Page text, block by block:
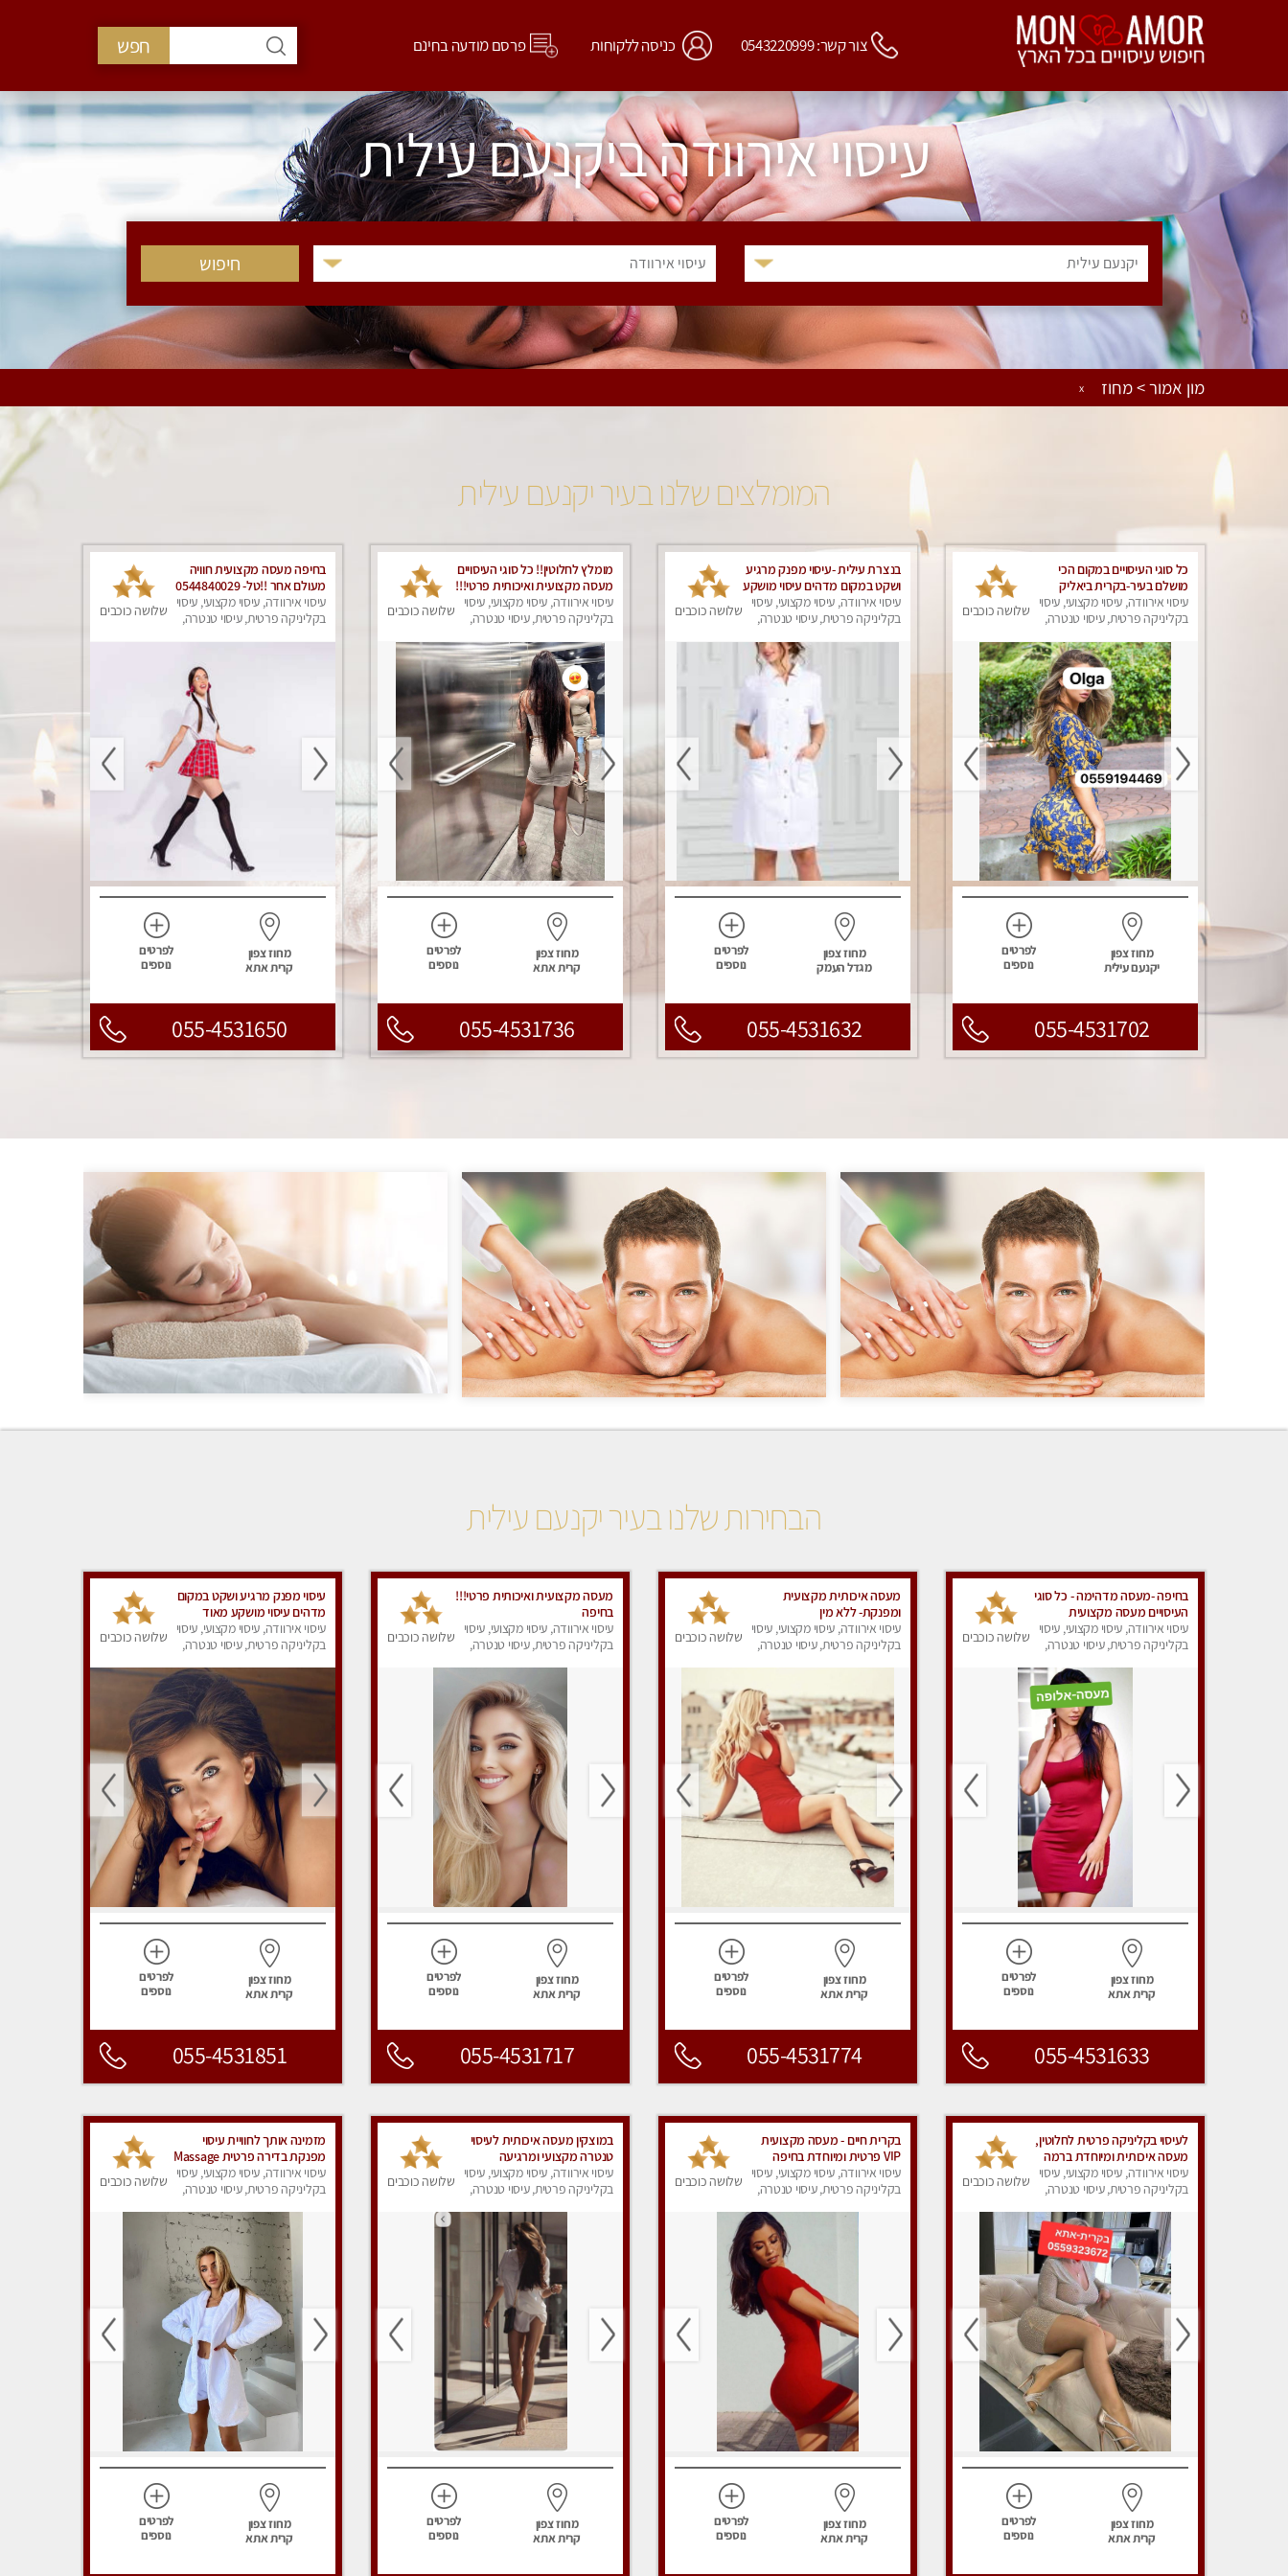
צור קשר: 0543220999 כניסה ללקוחות פרסם מודעה בחינם חפש
עיסוי אירוודה ביקנעם עילית
יקנעם עילית עיסוי אירוודה
מון אמור > מחוז x
המומלצים שלנו בעיר יקנעם עילית
כל סוגי העיסויים במקום הכי
מושלם בעיר-בקרית ביאליק
עיסוי אירוודה, עיסוי מקצועי, עיסוי
בקליניקה פרטית, עיסוי טנטרה,
שלושה כוכבים
מחוז צפון
יקנעם עילית
לפרטים
נוספים
055-4531702
בנצרת עילית -עיסוי מפנק מרגיע
ושקט במקום מדהים עיסוי מושקע
מאוד
עיסוי אירוודה, עיסוי מקצועי, עיסוי
בקליניקה פרטית, עיסוי טנטרה,
שלושה כוכבים
מחוז צפון
מגדל העמק
לפרטים
נוספים
055-4531632
מומלץ לחלוטין!! כל סוגי העיסויים
מעסה מקצועית ואיכותית פרטי!!!
עיסוי אירוודה, עיסוי מקצועי, עיסוי
בקליניקה פרטית, עיסוי טנטרה,
שלושה כוכבים
מחוז צפון
קרית אתא
לפרטים
נוספים
055-4531736
בחיפה מעסה מקצועית חוויה
מעולם אחר !!טל- 0544840029
עיסוי אירוודה, עיסוי מקצועי, עיסוי
בקליניקה פרטית, עיסוי טנטרה,
שלושה כוכבים
מחוז צפון
קרית אתא
לפרטים
נוספים
055-4531650
הבחירות שלנו בעיר יקנעם עילית
בחיפה -מעסה מדהימה - כל סוגי
העיסויים מעסה מקצועית
ואיכותית פרטי!!! מוזמן לחוויה
בלתי נשכחת!!
עיסוי אירוודה, עיסוי מקצועי, עיסוי
בקליניקה פרטית, עיסוי טנטרה,
שלושה כוכבים
מחוז צפון
קרית אתא
לפרטים
נוספים
055-4531633
מעסה איכותית מקצועית
ומפנקת- ללא מין
עיסוי אירוודה, עיסוי מקצועי, עיסוי
בקליניקה פרטית, עיסוי טנטרה,
שלושה כוכבים
מחוז צפון
קרית אתא
לפרטים
נוספים
055-4531774
מעסה מקצועית ואיכותית פרטי!!!
בחיפה
עיסוי אירוודה, עיסוי מקצועי, עיסוי
בקליניקה פרטית, עיסוי טנטרה,
שלושה כוכבים
מחוז צפון
קרית אתא
לפרטים
נוספים
055-4531717
עיסוי מפנק מרגיע ושקט במקום
מדהים עיסוי מושקע מאוד
עיסוי אירוודה, עיסוי מקצועי, עיסוי
בקליניקה פרטית, עיסוי טנטרה,
שלושה כוכבים
מחוז צפון
קרית אתא
לפרטים
נוספים
055-4531851
לעיסוי בקליניקה פרטית לחלוטין,
מעסה איכותית ומיוחדת ברמה
גבוהה מאוד
עיסוי אירוודה, עיסוי מקצועי, עיסוי
בקליניקה פרטית, עיסוי טנטרה,
שלושה כוכבים
מחוז צפון
קרית אתא
לפרטים
נוספים
בקרית חיים - מעסה מקצועית
VIP פרטית ומיוחדת בחיפה
מומלץ מאוד !!!
עיסוי אירוודה, עיסוי מקצועי, עיסוי
בקליניקה פרטית, עיסוי טנטרה,
שלושה כוכבים
מחוז צפון
קרית אתא
לפרטים
נוספים
במוצקין מעסה איכותית לעיסוי
טנטרה מקצועי ומרגיעה
עיסוי אירוודה, עיסוי מקצועי, עיסוי
בקליניקה פרטית, עיסוי טנטרה,
שלושה כוכבים
מחוז צפון
קרית אתא
לפרטים
נוספים
מזמינה אותך לחוויית עיסוי
מפנקת בדירה פרטית Massage
עיסוי אירוודה, עיסוי מקצועי, עיסוי
בקליניקה פרטית, עיסוי טנטרה,
שלושה כוכבים
מחוז צפון
קרית אתא
לפרטים
נוספים